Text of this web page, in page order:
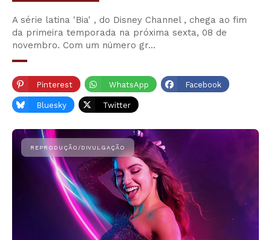
A série latina 'Bia' , do Disney Channel , chega ao fim
da primeira temporada na próxima sexta, 08 de
novembro. Com um número gr…
Pinterest WhatsApp Facebook
Bluesky Twitter